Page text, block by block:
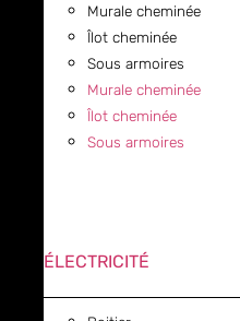
Murale cheminée
Îlot cheminée
Sous armoires
Murale cheminée
Îlot cheminée
Sous armoires
ÉLECTRICITÉ